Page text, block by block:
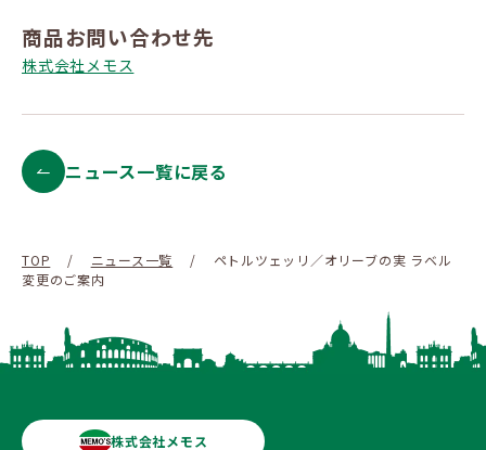
商品お問い合わせ先
株式会社メモス
ニュース一覧に戻る
TOP / ニュース一覧 /
ペトルツェッリ／オリーブの実 ラベル
変更のご案内
株式会社メモス